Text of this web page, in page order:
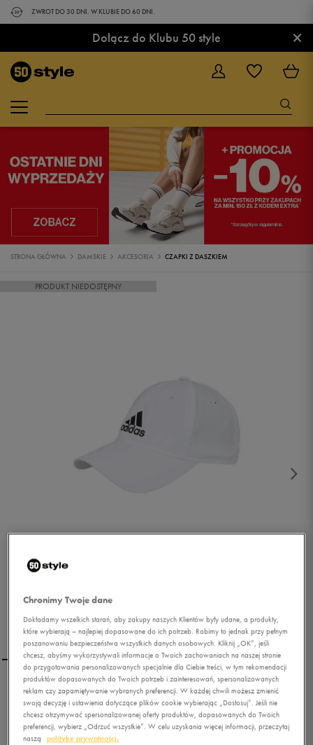
ZWROT DO 30 DNI. W KLUBIE DO 60 DNI.
Dołącz do Klubu 50 style ×
STRONA GŁÓWNA DAMSKIE AKCESORIA CZAPKI Z DASZKIEM
PRODUKT NIEDOSTĘPNY
ADIDAS CZAPKA PERF CAP
LOGO WHITE WHITE
0.0(0)
Chronimy Twoje dane
Dokładamy wszelkich starań, aby zakupy naszych Klientów były udane, a produkty,
które wybierają – najlepiej dopasowane do ich potrzeb. Robimy to jednak przy pełnym
poszanowaniu bezpieczeństwa wszystkich danych osobowych. Kliknij „OK”, jeśli
chcesz, abyśmy wykorzystywali informacje o Twoich zachowaniach na naszej stronie
do przygotowania personalizowanych specjalnie dla Ciebie treści, w tym rekomendacji
produktów dopasowanych do Twoich potrzeb i zainteresowań, spersonalizowanych
reklam czy zapamiętywanie wybranych preferencji. W każdej chwili możesz zmienić
swoją decyzję i ustawienia dotyczące plików cookie wybierając „Dostosuj”. Jeśli nie
chcesz otrzymywać spersonalizowanej oferty produktów, dopasowanych do Twoich
preferencji, wybierz „Odrzuć wszystkie”. W celu uzyskania więcej informacji, przeczytaj
naszą
politykę prywatności.